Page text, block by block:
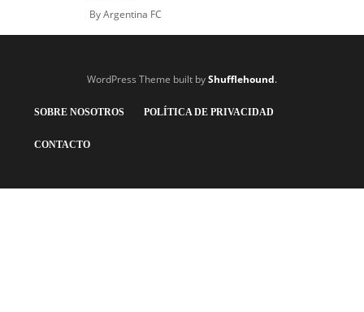
ByArgentina FC
WordPress Theme built byShufflehound.
SOBRE NOSOTROS POLÍTICA DE PRIVACIDAD
CONTACTO